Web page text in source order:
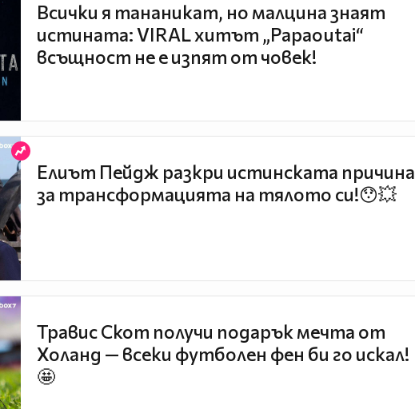
Всички я тананикат, но малцина знаят
истината: VIRAL хитът „Papaoutai“
всъщност не е изпят от човек!
Елиът Пейдж разкри истинската причина
за трансформацията на тялото си!😯💥
Травис Скот получи подарък мечта от
Холанд — всеки футболен фен би го искал!
🤩